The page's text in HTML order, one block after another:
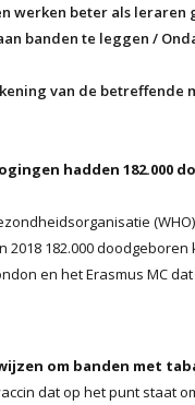
werken beter als leraren
banden te leggen /
van de betreffende
hadden 182.000
182.000
en het Erasmus MC
om banden met
dat op het punt staat